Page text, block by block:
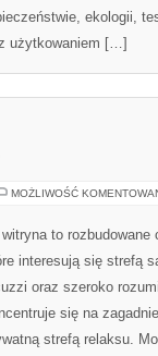
ekologii,
użytkowaniem […]
MOŻLIWOŚĆ
witryna to
interesują się strefą
oraz szeroko
się na
strefą relaksu.